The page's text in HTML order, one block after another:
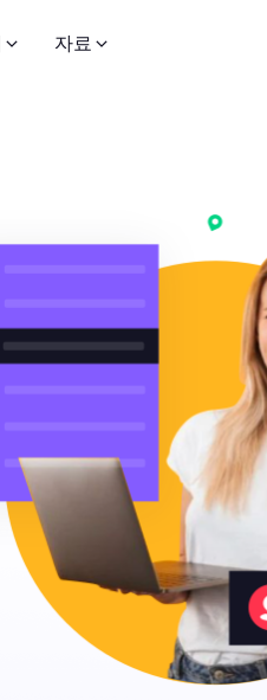
자료